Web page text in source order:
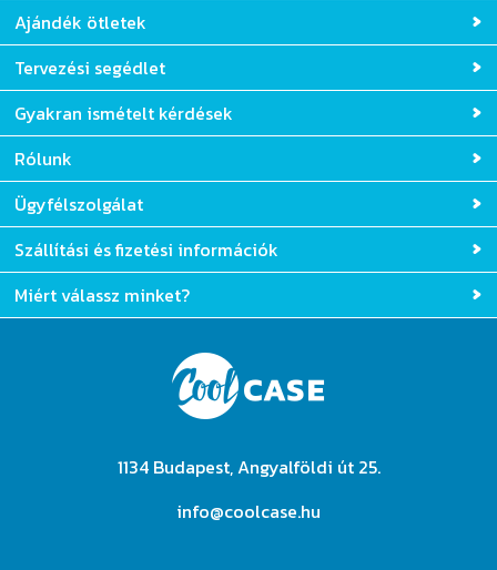
Ajándék ötletek
Tervezési segédlet
Gyakran ismételt kérdések
Rólunk
Ügyfélszolgálat
Szállítási és fizetési információk
Miért válassz minket?
1134 Budapest, Angyalföldi út 25.
info@coolcase.hu